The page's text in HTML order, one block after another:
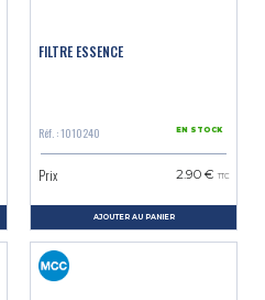
FILTRE ESSENCE
Réf. : 1010240 EN STOCK
Prix 2.90 € TTC
AJOUTER AU PANIER